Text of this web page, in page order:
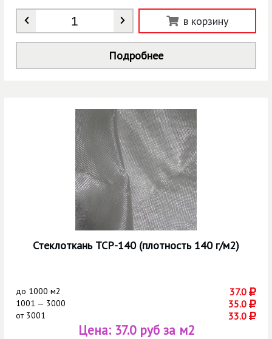
Количество в корзину
Подробнее
Стеклоткань ТСР-140 (плотность 140 г/м2)
до 1000 м2 37.0
1001 — 3000 35.0
от3001 33.0
Цена: 37.0 руб за м2